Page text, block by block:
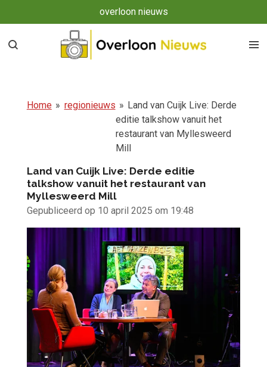
direct
naar
overloon nieuws
Home » regionieuws » Land van Cuijk Live: Derde
editie talkshow vanuit het
restaurant van Myllesweerd
Mill
Land van Cuijk Live: Derde editie
talkshow vanuit het restaurant van
Myllesweerd Mill
Gepubliceerd op 10 april 2025 om 19:48